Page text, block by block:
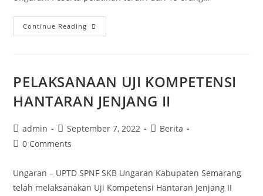
Continue Reading
Kecakapan
UPTD
SPNF
SKB
Ungaran
PELAKSANAAN UJI KOMPETENSI
HANTARAN JENJANG II
Post
author:
admin
Post
published:
September 7, 2022
PostBerita
Post0 Comments
Ungaran – UPTD SPNF SKB Ungaran Kabupaten Semarang
telah melaksanakan Uji Kompetensi Hantaran Jenjang II